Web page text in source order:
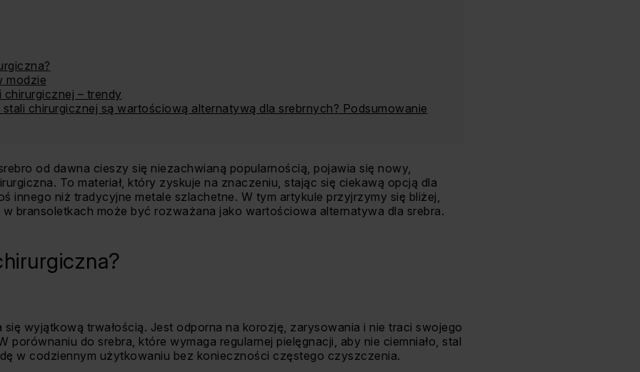
modzie
chirurgicznej – trendy
chirurgicznej są wartościową alternatywą dla srebrnych? Podsumowanie
od dawna cieszy się niezachwianą popularnością, pojawia się nowy,
To materiał, który zyskuje na znaczeniu, stając się ciekawą opcją dla
innego niż tradycyjne metale szlachetne. W tym artykule przyjrzymy się bliżej,
bransoletkach może być rozważana jako wartościowa alternatywa dla srebra.
wyjątkową trwałością. Jest odporna na korozję, zarysowania i nie traci swojego
porównaniu do srebra, które wymaga regularnej pielęgnacji, aby nie ciemniało, stal
w codziennym użytkowaniu bez konieczności częstego czyszczenia.